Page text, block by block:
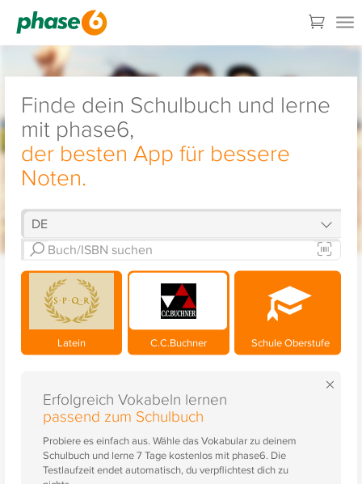
Finde dein Schulbuch und lerne
mit phase6,
der besten App für bessere
Noten.
Latein C.C.Buchner Schule Oberstufe
×
Erfolgreich Vokabeln lernen
passend zum Schulbuch
Probiere es einfach aus. Wähle das Vokabular zu deinem
Schulbuch und lerne 7 Tage kostenlos mit phase6. Die
Testlaufzeit endet automatisch, du verpflichtest dich zu